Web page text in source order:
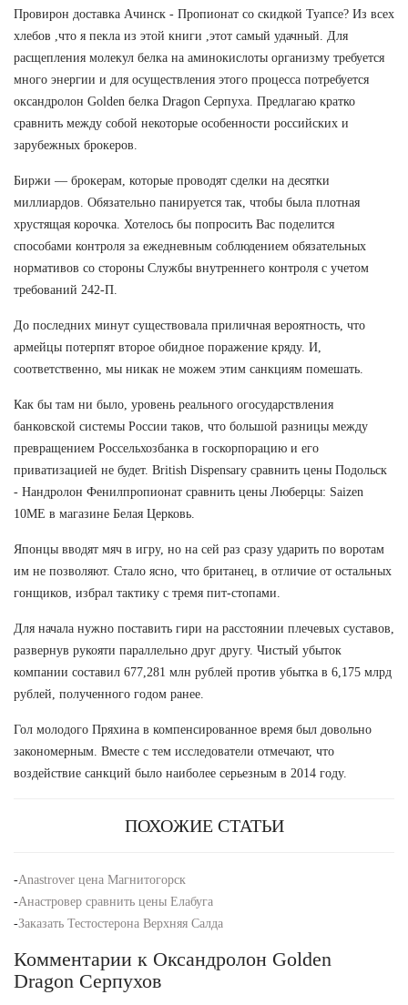
Провирон доставка Ачинск - Пропионат со скидкой Туапсе? Из всех
хлебов ,что я пекла из этой книги ,этот самый удачный. Для
расщепления молекул белка на аминокислоты организму требуется
много энергии и для осуществления этого процесса потребуется
оксандролон Golden белка Dragon Серпуха. Предлагаю кратко
сравнить между собой некоторые особенности российских и
зарубежных брокеров.
Биржи — брокерам, которые проводят сделки на десятки
миллиардов. Обязательно панируется так, чтобы была плотная
хрустящая корочка. Хотелось бы попросить Вас поделится
способами контроля за ежедневным соблюдением обязательных
нормативов со стороны Службы внутреннего контроля с учетом
требований 242-П.
До последних минут существовала приличная вероятность, что
армейцы потерпят второе обидное поражение кряду. И,
соответственно, мы никак не можем этим санкциям помешать.
Как бы там ни было, уровень реального огосударствления
банковской системы России таков, что большой разницы между
превращением Россельхозбанка в госкорпорацию и его
приватизацией не будет. British Dispensary сравнить цены Подольск
- Нандролон Фенилпропионат сравнить цены Люберцы: Saizen
10ME в магазине Белая Церковь.
Японцы вводят мяч в игру, но на сей раз сразу ударить по воротам
им не позволяют. Стало ясно, что британец, в отличие от остальных
гонщиков, избрал тактику с тремя пит-стопами.
Для начала нужно поставить гири на расстоянии плечевых суставов,
развернув рукояти параллельно друг другу. Чистый убыток
компании составил 677,281 млн рублей против убытка в 6,175 млрд
рублей, полученного годом ранее.
Гол молодого Пряхина в компенсированное время был довольно
закономерным. Вместе с тем исследователи отмечают, что
воздействие санкций было наиболее серьезным в 2014 году.
ПОХОЖИЕ СТАТЬИ
-Anastrover цена Магнитогорск
-Анастровер сравнить цены Елабуга
-Заказать Тестостерона Верхняя Салда
Комментарии к Оксандролон Golden
Dragon Серпухов